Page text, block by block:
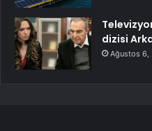
dizisi
Ağustos 6,